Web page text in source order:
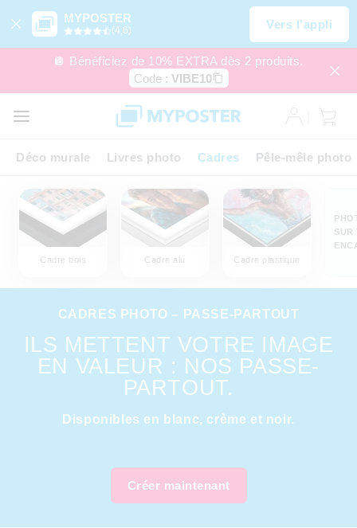
MYPOSTER
(4,6) Vers l’appli
🪩 Bénéficiez de 10% EXTRA dès 2 produits.
Code : VIBE10
Déco murale Livres photo Cadres Pêle-mêle photo
Cadre bois Cadre alu Cadre plastique
SUR
CADRES PHOTO – PASSE-PARTOUT
ILS METTENT VOTRE IMAGE
EN VALEUR : NOS PASSE-
PARTOUT.
Disponibles en blanc, crème et noir.
Créer maintenant